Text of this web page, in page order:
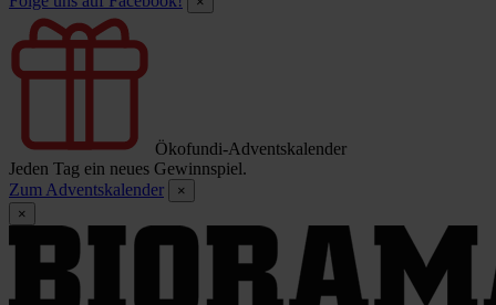
Ökofundi-Adventskalender
Jeden Tag ein neues Gewinnspiel.
Zum Adventskalender
×
×